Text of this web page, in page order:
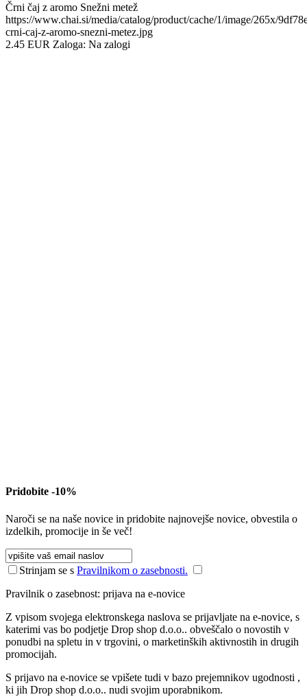
Črni čaj z aromo Snežni metež
https://www.chai.si/media/catalog/product/cache/1/image/265x/
crni-caj-z-aromo-snezni-metez.jpg
2.45 EUR Zaloga: Na zalogi
Pridobite -10%
Naroči se na naše novice in pridobite najnovejše novice, obvestila o
izdelkih, promocije in še več!
Strinjam se s Pravilnikom o zasebnosti.
Pravilnik o zasebnost: prijava na e-novice
Z vpisom svojega elektronskega naslova se prijavljate na e-novice, s
katerimi vas bo podjetje Drop shop d.o.o.. obveščalo o novostih v
ponudbi na spletu in v trgovini, o marketinških aktivnostih in drugih
promocijah.
S prijavo na e-novice se vpišete tudi v bazo prejemnikov ugodnosti ,
ki jih Drop shop d.o.o.. nudi svojim uporabnikom.